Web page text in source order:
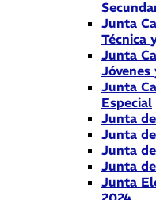
Junta
Técnica
Junta
Junta
Especial
Junta
Junta
Junta
Junta
Junta